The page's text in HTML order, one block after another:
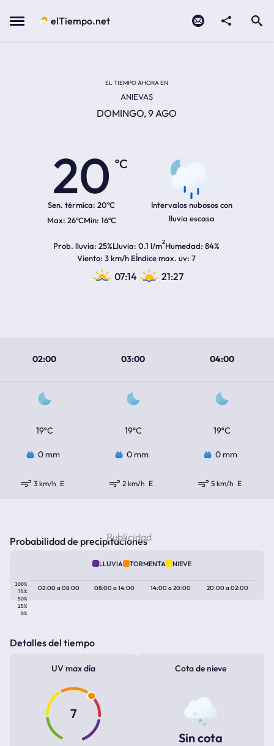
Menu elTiempo.net
EL TIEMPO AHORA EN
ANIEVAS
DOMINGO, 9 AGO
20
ºC
Sen. térmica: 20ºC
26ºC 16ºC
Intervalos nubosos con
lluvia escasa
Prob. lluvia 25%Lluvia 0.1 l/m2Humedad 84%
Viento 3 km/h EÍndice max. uv 7
07:14 21:27
02:00 03:00 04:00
19ºC 19ºC 19ºC
0 mm 0 mm 0 mm
3 km/h E 2 km/h E 5 km/h E
Probabilidad de precipitaciones
LLUVIA TORMENTA NIEVE
100%
75%
50%
25%
0%
02:00a08:00 08:00a14:00 14:00a20:00 20:00a02:00
Detalles del tiempo
UV max día
7
Cota de nieve
Sin cota